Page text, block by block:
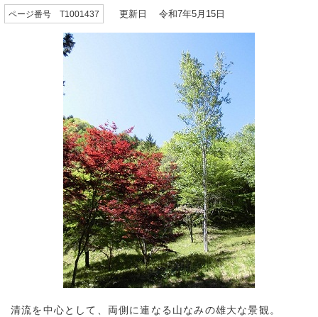
ページ番号 T1001437 更新日 令和7年5月15日
清流を中心として、両側に連なる山なみの雄大な景観。